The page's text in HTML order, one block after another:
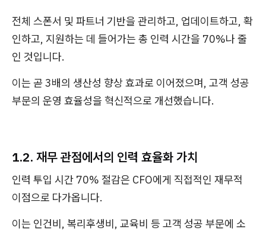
전체 스폰서 및 파트너 기반을 관리하고, 업데이트하고, 확
인하고, 지원하는 데 들어가는 총 인력 시간을 70%나 줄
인 것입니다.
이는 곧 3배의 생산성 향상 효과로 이어졌으며, 고객 성공
부문의 운영 효율성을 혁신적으로 개선했습니다.
1.2. 재무 관점에서의 인력 효율화 가치
인력 투입 시간 70% 절감은 CFO에게 직접적인 재무적
이점으로 다가옵니다.
이는 인건비, 복리후생비, 교육비 등 고객 성공 부문에 소